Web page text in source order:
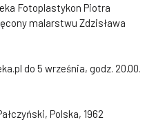
Fotoplastykon Piotra
malarstwu Zdzisława
do 5 września, godz. 20.00.
Polska, 1962